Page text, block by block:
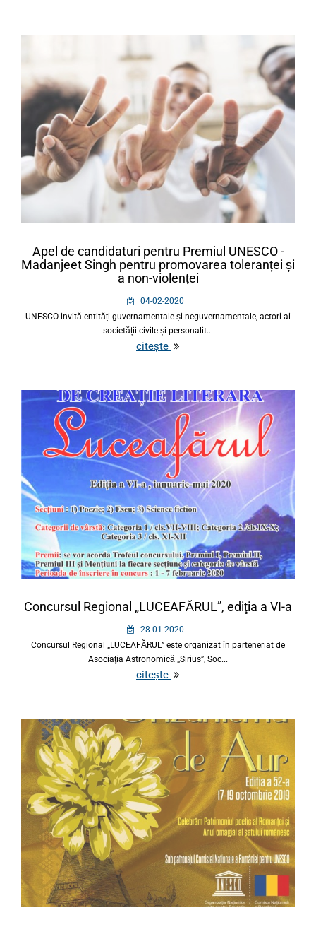
Apel de candidaturi pentru Premiul UNESCO -
Madanjeet Singh pentru promovarea toleranței și
a non-violenței
04-02-2020
UNESCO invită entități guvernamentale și neguvernamentale, actori ai
societății civile și personalit...
citește
Concursul Regional „LUCEAFĂRUL”, ediţia a VI-a
28-01-2020
Concursul Regional „LUCEAFĂRUL” este organizat în parteneriat de
Asociaţia Astronomică „Sirius”, Soc...
citește